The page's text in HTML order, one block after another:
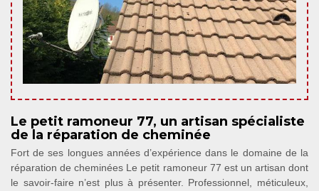
Le petit ramoneur 77, un artisan spécialiste
de la réparation de cheminée
Fort de ses longues années d’expérience dans le domaine de la
réparation de cheminées Le petit ramoneur 77 est un artisan dont
le savoir-faire n’est plus à présenter. Professionnel, méticuleux,